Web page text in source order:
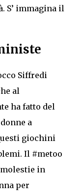
S’ immagina il
Siffredi
al
ha fatto del
a
giochini
Il #metoo
in
per